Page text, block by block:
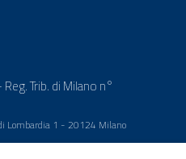
Trib. di Milano n°
Lombardia 1 - 20124 Milano